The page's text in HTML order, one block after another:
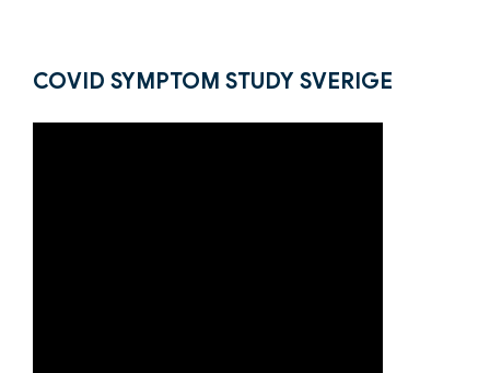
COVID SYMPTOM STUDY SVERIGE